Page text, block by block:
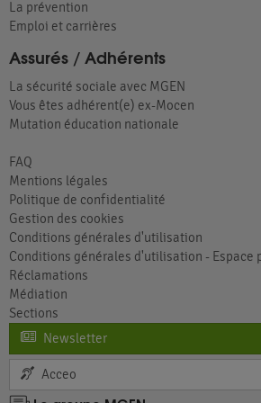
La prévention
Emploi et carrières
Assurés / Adhérents
La sécurité sociale avec MGEN
Vous êtes adhérent(e) ex-Mocen
Mutation éducation nationale
FAQ
Mentions légales
Politique de confidentialité
Gestion des cookies
Conditions générales d'utilisation
Conditions générales d'utilisation - Espace
Réclamations
Médiation
Sections
Newsletter
Acceo